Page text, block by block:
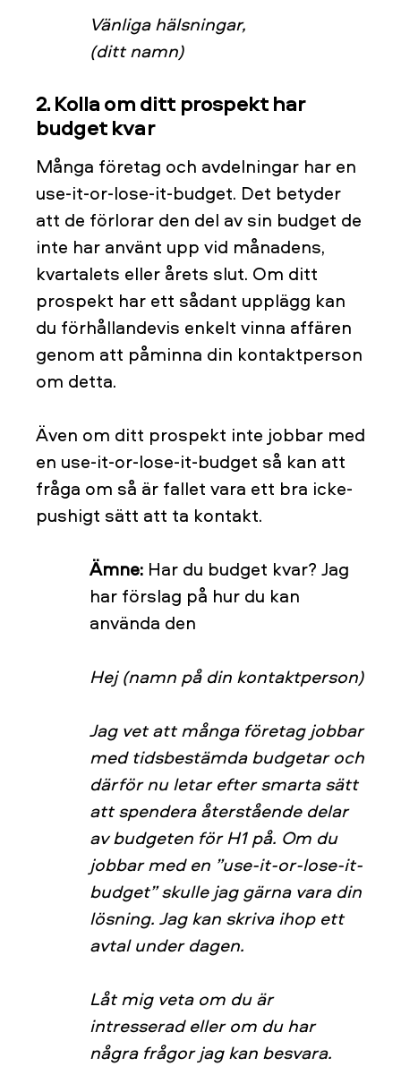
Vänliga hälsningar,
(ditt namn)
2. Kolla om ditt prospekt har
budget kvar
Många företag och avdelningar har en
use-it-or-lose-it-budget. Det betyder
att de förlorar den del av sin budget de
inte har använt upp vid månadens,
kvartalets eller årets slut. Om ditt
prospekt har ett sådant upplägg kan
du förhållandevis enkelt vinna affären
genom att påminna din kontaktperson
om detta.
Även om ditt prospekt inte jobbar med
en use-it-or-lose-it-budget så kan att
fråga om så är fallet vara ett bra icke-
pushigt sätt att ta kontakt.
Ämne: Har du budget kvar? Jag
har förslag på hur du kan
använda den
Hej (namn på din kontaktperson)
Jag vet att många företag jobbar
med tidsbestämda budgetar och
därför nu letar efter smarta sätt
att spendera återstående delar
av budgeten för H1 på. Om du
jobbar med en ”use-it-or-lose-it-
budget” skulle jag gärna vara din
lösning. Jag kan skriva ihop ett
avtal under dagen.
Låt mig veta om du är
intresserad eller om du har
några frågor jag kan besvara.